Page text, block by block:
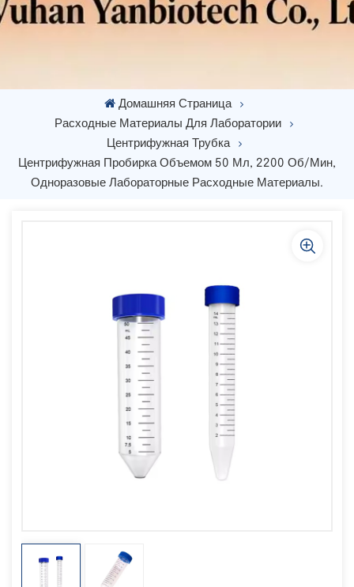
Домашняя Страница
Расходные Материалы Для Лаборатории
Центрифужная Трубка
Центрифужная Пробирка Объемом 50 Мл, 2200 Об/мин,
Одноразовые Лабораторные Расходные Материалы.